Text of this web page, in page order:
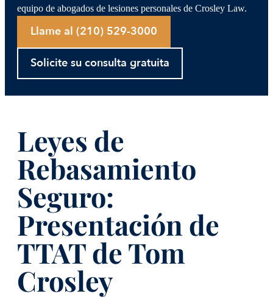
equipo de abogados de lesiones personales de Crosley Law.
Llame al (210) 529-3000
Solicite su consulta gratuita
Leyes de
Rebasamiento
Seguro:
Presentación de
TTAT de Tom
Crosley